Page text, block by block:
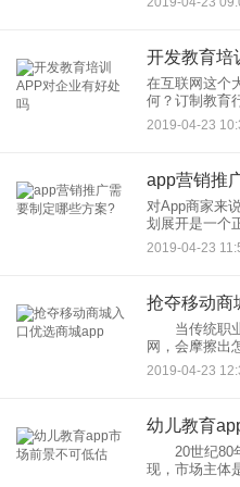
方案转入传统
开发教育培
在互联网这个
何？订制教育
APP开发公司
期，对教育培
2019-04-23
app营销推
对App商家来
划展开是一个
之中为艰难的
对于App有所
2019-04-23
抢夺移动商
当传统职业
网，会摩擦出
业结合年代的
应年代开展
2019-04-23
幼儿教育
20世纪80年
现，市场主体